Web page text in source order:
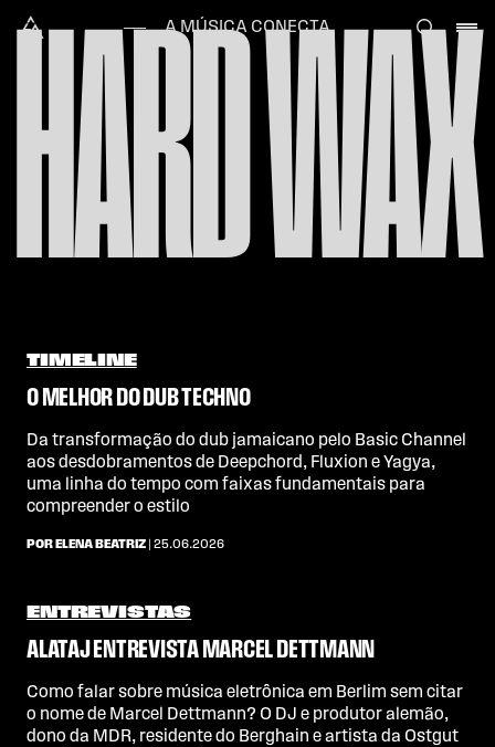
Alataj
A MÚSICA CONECTA
HARD WAX
TIMELINE
O MELHOR DO DUB TECHNO
Da transformação do dub jamaicano pelo Basic Channel
aos desdobramentos de Deepchord, Fluxion e Yagya,
uma linha do tempo com faixas fundamentais para
compreender o estilo
POR ELENA BEATRIZ | 25.06.2026
ENTREVISTAS
ALATAJ ENTREVISTA MARCEL DETTMANN
Como falar sobre música eletrônica em Berlim sem citar
o nome de Marcel Dettmann? O DJ e produtor alemão,
dono da MDR, residente do Berghain e artista da Ostgut